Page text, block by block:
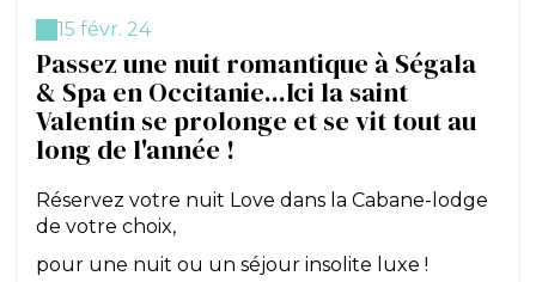
15 févr. 24
Passez une nuit romantique à Ségala
& Spa en Occitanie...Ici la saint
Valentin se prolonge et se vit tout au
long de l'année !
Réservez votre nuit Love dans la Cabane-lodge
de votre choix,
pour une nuit ou un séjour insolite luxe !